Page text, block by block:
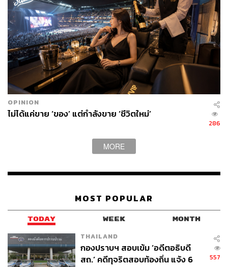
OPINION
ไม่ได้แค่ขาย ‘ของ’ แต่กำลังขาย ‘ชีวิตใหม่’
286
MORE
MOST POPULAR
TODAY WEEK MONTH
THAILAND
กองปราบฯ สอบเข้ม ‘อดีตอธิบดี
สถ.’ คดีทุจริตสอบท้องถิ่น แจ้ง 6
557